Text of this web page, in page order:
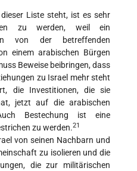
Liste steht, ist es sehr
zu werden, weil ein
von der betreffenden
einem arabischen Bürgen
Beweise beibringen, dass
zu Israel mehr steht
die Investitionen, die sie
jetzt auf die arabischen
Bestechung ist eine
zu werden.21
von seinen Nachbarn und
zu isolieren und die
die zur militärischen